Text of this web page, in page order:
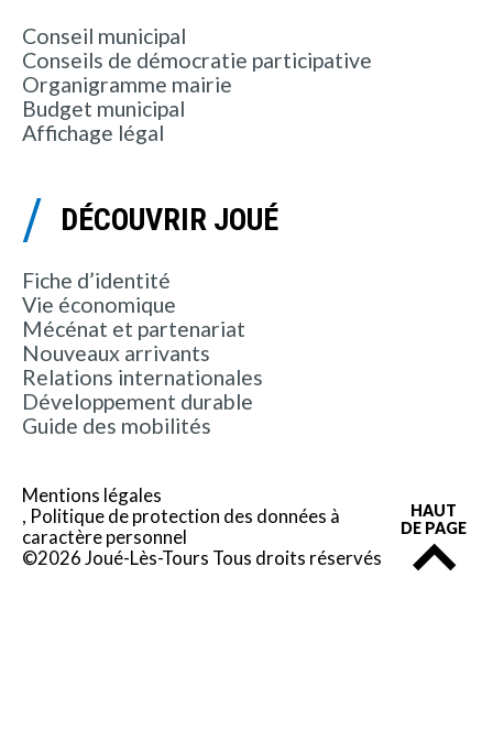
Conseil municipal
Conseils de démocratie participative
Organigramme mairie
Budget municipal
Affichage légal
DÉCOUVRIR JOUÉ
Fiche d’identité
Vie économique
Mécénat et partenariat
Nouveaux arrivants
Relations internationales
Développement durable
Guide des mobilités
Mentions légales
Politique de protection des données à
caractère personnel
©2026 Joué-Lès-Tours Tous droits réservés
HAUT
DE PAGE